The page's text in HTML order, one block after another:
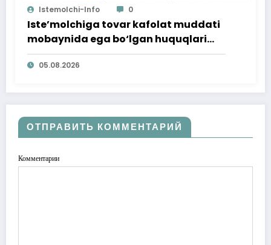
Istemolchi-Info 0
Iste’molchiga tovar kafolat muddati
mobaynida ega bo‘lgan huquqlari
ta’minlab berildi
05.08.2026
ОТПРАВИТЬ КОММЕНТАРИЙ
Комментарии